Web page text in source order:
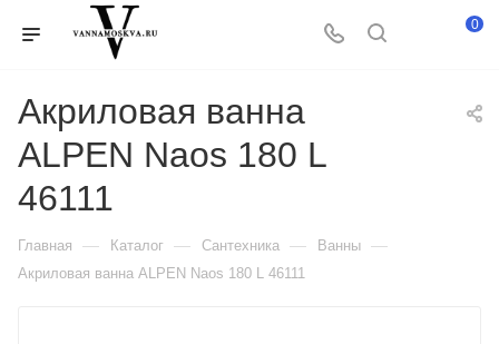
0
Акриловая ванна
ALPEN Naos 180 L
46111
Главная — Каталог — Сантехника — Ванны —
Акриловая ванна ALPEN Naos 180 L 46111